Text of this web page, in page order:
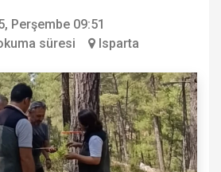
Perşembe 09:51
süresi Isparta